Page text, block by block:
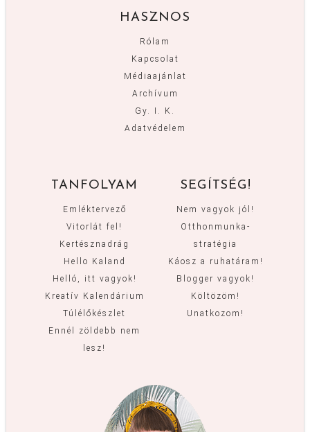
HASZNOS
Rólam
Kapcsolat
Médiaajánlat
Archívum
Gy. I. K.
Adatvédelem
TANFOLYAM
Emléktervező
Vitorlát fel!
Kertésznadrág
Hello Kaland
Helló, itt vagyok!
Kreatív Kalendárium
Túlélőkészlet
Ennél zöldebb nem
lesz!
SEGÍTSÉG!
Nem vagyok jól!
Otthonmunka-
stratégia
Káosz a ruhatáram!
Blogger vagyok!
Költözöm!
Unatkozom!